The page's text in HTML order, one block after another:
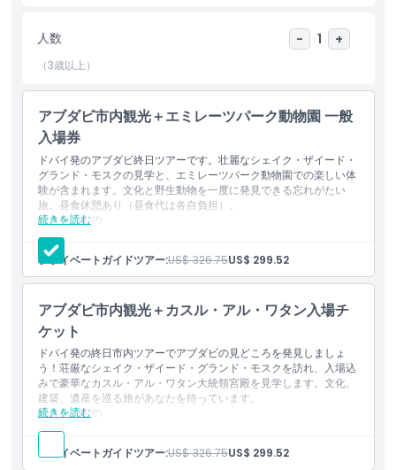
ハイライト
含まれるもの
ピックアップ／ドロップオフ時間
除外事項
注意事項
服装規定
キャンセルポリシー
人数 - 1 +
（3歳以上）
アブダビ市内観光＋エミレーツパーク動物園 一般
入場券
ドバイ発のアブダビ終日ツアーです。壮麗なシェイク・ザイード・
グランド・モスクの見学と、エミレーツパーク動物園での楽しい体
験が含まれます。文化と野生動物を一度に発見できる忘れがたい
旅。昼食休憩あり（昼食代は各自負担）。
続きを読む
含まれるもの
ドバイのホテルからの往復送迎
シェイク・ザーイド・グランド・モスクの見学
エミレーツ・パーク動物園への入場
コーニッシュ沿いのドライブ
ヘリテージ・ビレッジの見学
英語を話すプロのガイド
ボトル入りミネラルウォーター
ランチ休憩（食事代は各自負担）
プライベートガイドツアー:US$ 326.75US$ 299.52
アブダビ市内観光＋カスル・アル・ワタン入場チ
ケット
ドバイ発の終日市内ツアーでアブダビの見どころを発見しましょ
う！荘厳なシェイク・ザイード・グランド・モスクを訪れ、入場込
みで豪華なカスル・アル・ワタン大統領宮殿を見学します。文化、
建築、遺産を巡る旅があなたを待っています。
続きを読む
含まれるもの
ドバイのホテルからの送迎（往復）
シェイク・ザイード・グランド・モスクの見学
カスル・アル・ワタン（大統領宮殿）への入場
プライベートガイドツアー:US$ 326.75US$ 299.52